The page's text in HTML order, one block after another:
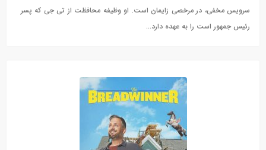
سرویس مخفی، در مرخصی زایمان است. او وظیفه محافظت از تی جی که پسر
رئیس جمهور است را به عهده دارد…